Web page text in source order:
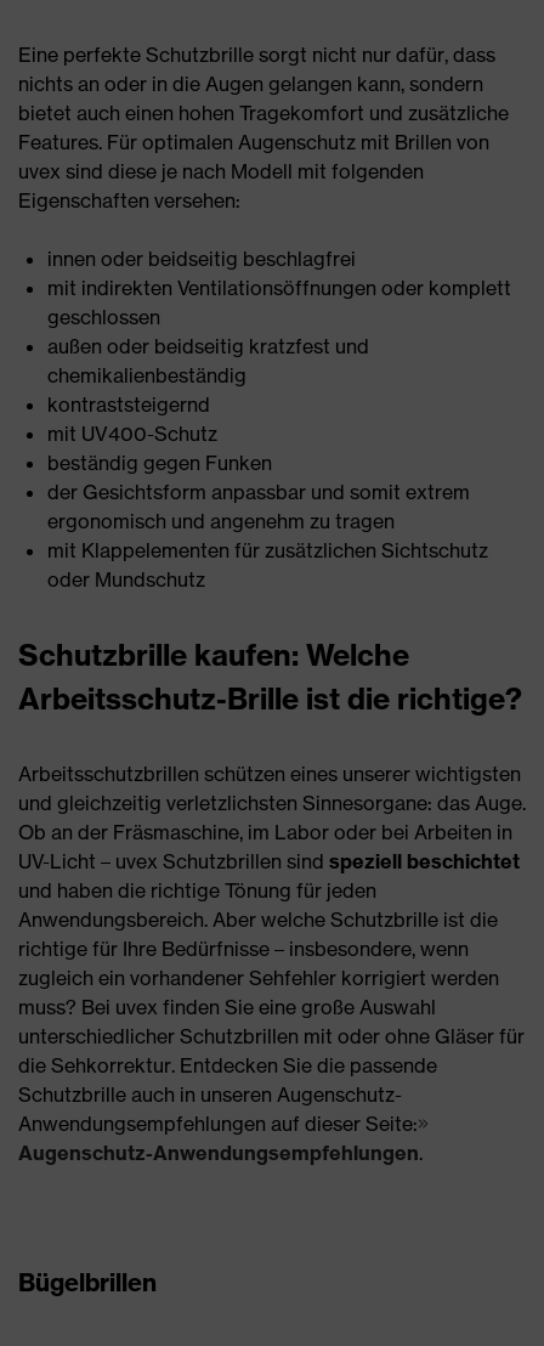
Eine perfekte Schutzbrille sorgt nicht nur dafür, dass
nichts an oder in die Augen gelangen kann, sondern
bietet auch einen hohen Tragekomfort und zusätzliche
Features. Für optimalen Augenschutz mit Brillen von
uvex sind diese je nach Modell mit folgenden
Eigenschaften versehen:
innen oder beidseitig beschlagfrei
mit indirekten Ventilationsöffnungen oder komplett
geschlossen
außen oder beidseitig kratzfest und
chemikalienbeständig
kontraststeigernd
mit UV400-Schutz
beständig gegen Funken
der Gesichtsform anpassbar und somit extrem
ergonomisch und angenehm zu tragen
mit Klappelementen für zusätzlichen Sichtschutz
oder Mundschutz
Schutzbrille kaufen: Welche
Arbeitsschutz-Brille ist die richtige?
Arbeitsschutzbrillen schützen eines unserer wichtigsten
und gleichzeitig verletzlichsten Sinnesorgane: das Auge.
Ob an der Fräsmaschine, im Labor oder bei Arbeiten in
UV-Licht – uvex Schutzbrillen sind speziell beschichtet
und haben die richtige Tönung für jeden
Anwendungsbereich. Aber welche Schutzbrille ist die
richtige für Ihre Bedürfnisse – insbesondere, wenn
zugleich ein vorhandener Sehfehler korrigiert werden
muss? Bei uvex finden Sie eine große Auswahl
unterschiedlicher Schutzbrillen mit oder ohne Gläser für
die Sehkorrektur. Entdecken Sie die passende
Schutzbrille auch in unseren Augenschutz-
Anwendungsempfehlungen auf dieser Seite:
Augenschutz-Anwendungsempfehlungen.
Bügelbrillen